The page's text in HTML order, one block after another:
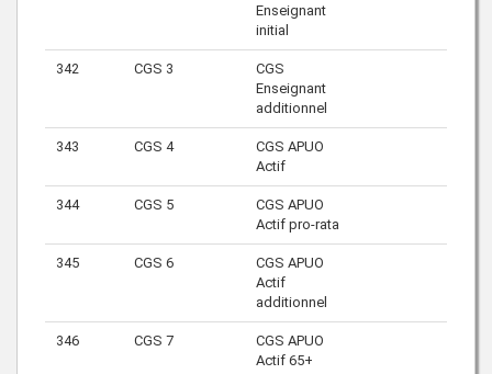
Enseignant
initial
342 CGS 3
CGS
Enseignant
additionnel
343 CGS 4
CGS APUO
Actif
344 CGS 5
CGS APUO
Actif pro-rata
345 CGS 6
CGS APUO
Actif
additionnel
346 CGS 7
CGS APUO
Actif 65+